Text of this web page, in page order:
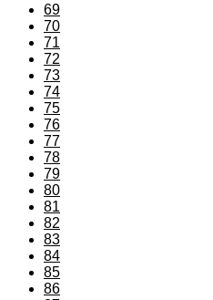
69
70
71
72
73
74
75
76
77
78
79
80
81
82
83
84
85
86